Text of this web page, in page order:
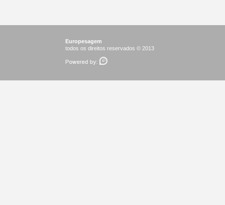
Europesagem
todos os direitos reservados © 2013